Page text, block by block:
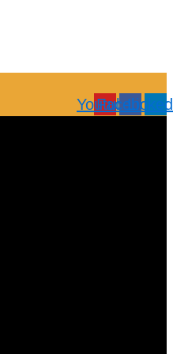
Youtube
Facebook